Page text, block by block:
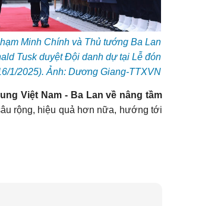
Minh Chính và Thủ tướng Ba Lan
Tusk duyệt Đội danh dự tại Lễ đón
1/2025). Ảnh: Dương Giang-TTXVN
Việt Nam - Ba Lan về nâng tầm
rộng, hiệu quả hơn nữa, hướng tới